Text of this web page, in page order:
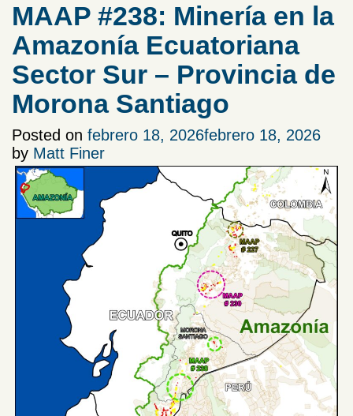
MAAP #238: Minería en la
Amazonía Ecuatoriana
Sector Sur – Provincia de
Morona Santiago
Posted on febrero 18, 2026febrero 18, 2026
by Matt Finer